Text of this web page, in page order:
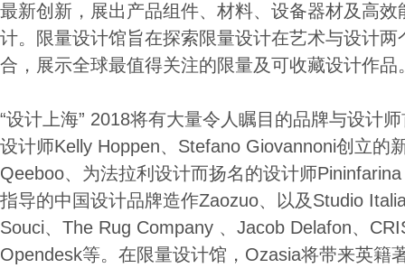
最新创新，展出产品组件、材料、设备器材及高
计。限量设计馆旨在探索限量设计在艺术与设计
合，展示全球最值得关注的限量及可收藏设计作品
“设计上海” 2018将有大量令人瞩目的品牌与设计
设计师Kelly Hoppen、Stefano Giovannoni创立的
Qeeboo、为法拉利设计而扬名的设计师
指导的中国设计品牌造作Zaozuo、以及Studio
Souci、The Rug Company 、Jacob Delafon、
Opendesk等。在限量设计馆，Ozasia将带来英籍